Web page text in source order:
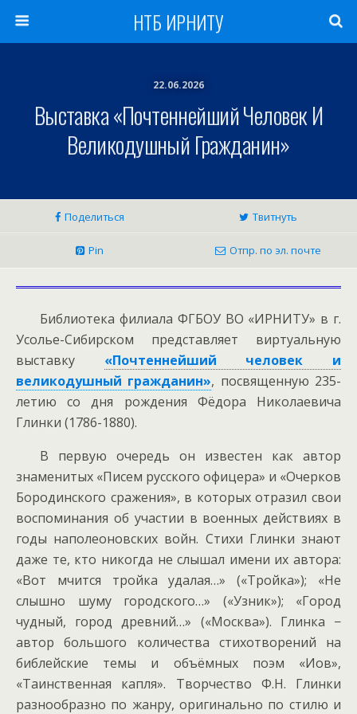
НТБ ИРНИТУ
22.06.2026
Выставка «Почтеннейший Человек И
Великодушный Гражданин»
Поделиться Твитнуть
Pin Отпр. по эл. почте
Библиотека филиала ФГБОУ ВО «ИРНИТУ» в г.
Усолье-Сибирском представляет виртуальную
выставку «Почтеннейший человек и
великодушный гражданин», посвященную 235-
летию со дня рождения Фёдора Николаевича
Глинки (1786-1880).
В первую очередь он известен как автор
знаменитых «Писем русского офицера» и «Очерков
Бородинского сражения», в которых отразил свои
воспоминания об участии в военных действиях в
годы наполеоновских войн. Стихи Глинки знают
даже те, кто никогда не слышал имени их автора:
«Вот мчится тройка удалая…» («Тройка»); «Не
слышно шуму городского…» («Узник»); «Город
чудный, город древний…» («Москва»). Глинка −
автор большого количества стихотворений на
библейские темы и объёмных поэм «Иов»,
«Таинственная капля». Творчество Ф.Н. Глинки
разнообразно по жанру, оригинально по стилю и